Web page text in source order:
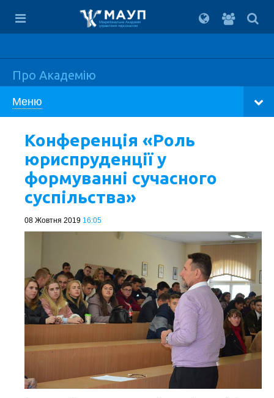
Вхід
для
Міжрегіональна Академія
управління персоналом
Про Академію
Меню
Конференція «Роль
юриспруденції у
формуванні сучасного
суспільства»
08 Жовтня 2019 16:05